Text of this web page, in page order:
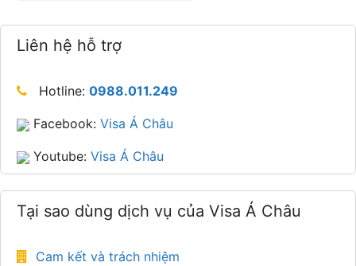
Liên hệ hỗ trợ
Hotline: 0988.011.249
Facebook: Visa Á Châu
Youtube: Visa Á Châu
Tại sao dùng dịch vụ của Visa Á Châu
Cam kết và trách nhiệm